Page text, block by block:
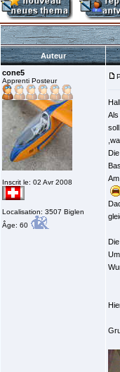
Auteur
cone5
Apprenti Posteur
Inscrit le: 02 Avr 2008
Localisation: 3507 Biglen
Âge: 60
Als